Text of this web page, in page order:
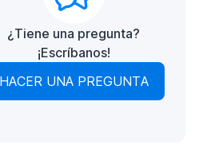
¿Tiene una pregunta?
¡Escríbanos!
HACER UNA PREGUNTA